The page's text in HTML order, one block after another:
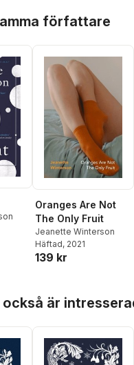
författare
Oranges Are Not
The Only Fruit
Jeanette Winterson
Häftad, 2021
139 kr
också är